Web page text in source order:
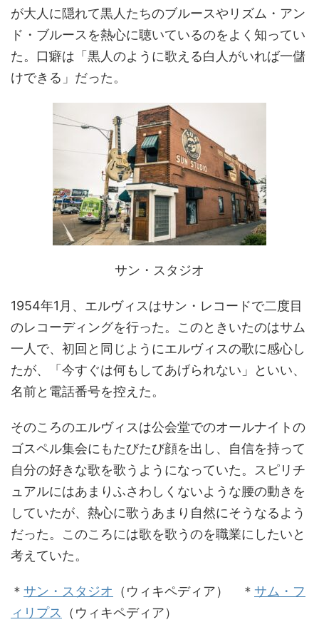
が大人に隠れて黒人たちのブルースやリズム・アン
ド・ブルースを熱心に聴いているのをよく知ってい
た。口癖は「黒人のように歌える白人がいれば一儲
けできる」だった。
サン・スタジオ
1954年1月、エルヴィスはサン・レコードで二度目
のレコーディングを行った。このときいたのはサム
一人で、初回と同じようにエルヴィスの歌に感心し
たが、「今すぐは何もしてあげられない」といい、
名前と電話番号を控えた。
そのころのエルヴィスは公会堂でのオールナイトの
ゴスペル集会にもたびたび顔を出し、自信を持って
自分の好きな歌を歌うようになっていた。スピリチ
ュアルにはあまりふさわしくないような腰の動きを
していたが、熱心に歌うあまり自然にそうなるよう
だった。このころには歌を歌うのを職業にしたいと
考えていた。
＊ サン・スタジオ （ウィキペディア） ＊ サム・フ
ィリプス
（ウィキペディア）